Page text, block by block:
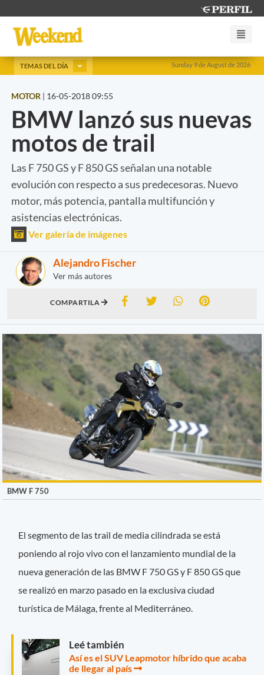
Sunday 9 de August de 2026
TEMAS DEL DÍA
MOTOR | 16-05-2018 09:55
BMW lanzó sus nuevas
motos de trail
Las F 750 GS y F 850 GS señalan una notable
evolución con respecto a sus predecesoras. Nuevo
motor, más potencia, pantalla multifunción y
asistencias electrónicas.
Ver galería de imágenes
Alejandro Fischer
Ver más autores
COMPARTILA
BMW F 750
El segmento de las trail de media cilindrada se está
poniendo al rojo vivo con el lanzamiento mundial de la
nueva generación de las BMW F 750 GS y F 850 GS que
se realizó en marzo pasado en la exclusiva ciudad
turística de Málaga, frente al Mediterráneo.
Leé también
Así es el SUV Leapmotor híbrido que acaba
de llegar al país